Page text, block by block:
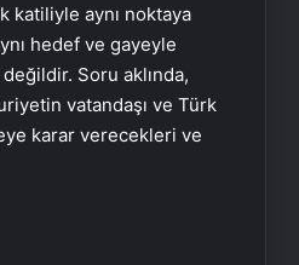
katiliyle aynı noktaya
hedef ve gayeyle
Soru aklında,
vatandaşı ve Türk
karar verecekleri ve